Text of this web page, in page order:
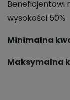
Beneficjentowi
wysokości 50%
Minimalna
Maksymalna